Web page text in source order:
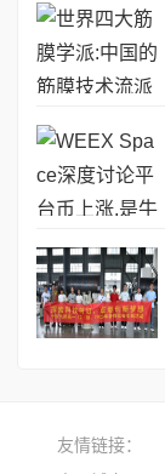
友情链接：